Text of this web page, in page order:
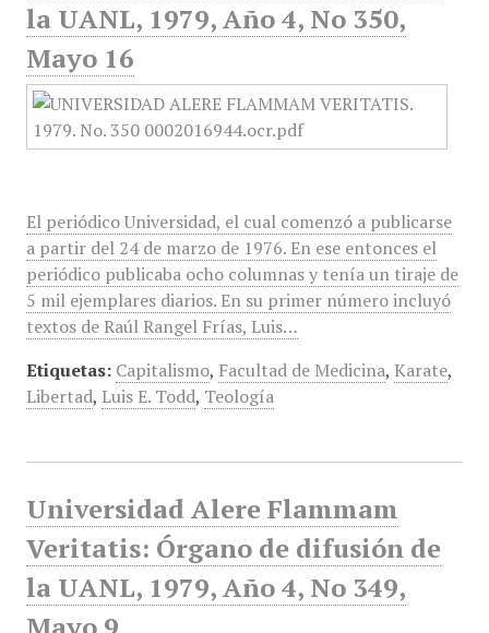
la UANL, 1979, Año 4, No 350,
Mayo 16
El periódico Universidad, el cual comenzó a publicarse
a partir del 24 de marzo de 1976. En ese entonces el
periódico publicaba ocho columnas y tenía un tiraje de
5 mil ejemplares diarios. En su primer número incluyó
textos de Raúl Rangel Frías, Luis…
Etiquetas: Capitalismo, Facultad de Medicina, Karate,
Libertad, Luis E. Todd, Teología
Universidad Alere Flammam
Veritatis: Órgano de difusión de
la UANL, 1979, Año 4, No 349,